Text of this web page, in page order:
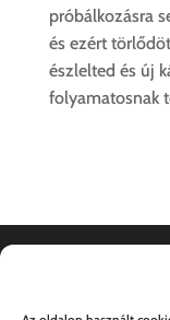
próbálkozásra
és ezért
észlelted és új
folyamatosnak